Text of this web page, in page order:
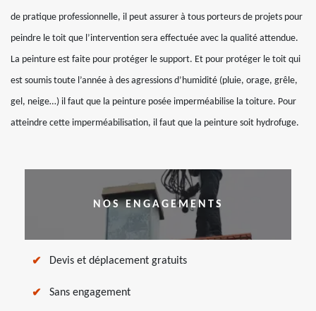
de pratique professionnelle, il peut assurer à tous porteurs de projets pour
peindre le toit que l’intervention sera effectuée avec la qualité attendue.
La peinture est faite pour protéger le support. Et pour protéger le toit qui
est soumis toute l’année à des agressions d’humidité (pluie, orage, grêle,
gel, neige…) il faut que la peinture posée imperméabilise la toiture. Pour
atteindre cette imperméabilisation, il faut que la peinture soit hydrofuge.
NOS ENGAGEMENTS
Devis et déplacement gratuits
Sans engagement